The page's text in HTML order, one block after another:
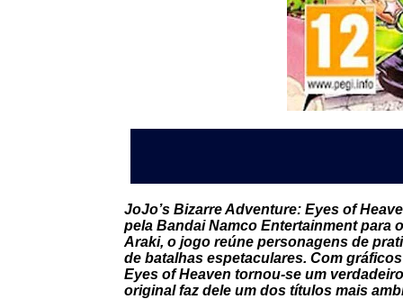
JoJo’s Bizarre Adventure: Eyes of
pela Bandai Namco Entertainmentpara
Araki, o jogo reúne personagens de
de batalhas espetaculares. Com
Eyes of Heaven tornou-se um
original faz dele um dos títulos mais